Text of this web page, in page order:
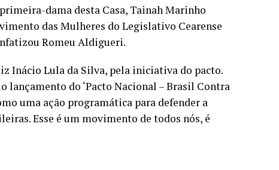
dama desta Casa, Tainah Marinho
das Mulheres do Legislativo Cearense
Romeu Aldigueri.
Inácio Lula da Silva, pela iniciativa do pacto.
lançamento do ‘Pacto Nacional – Brasil Contra
uma ação programática para defender a
Esse é um movimento de todos nós, é